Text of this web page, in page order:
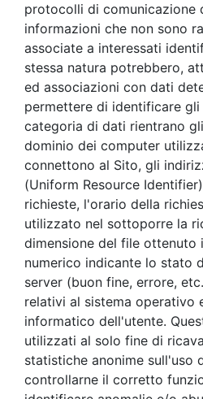
protocolli di comunicazione
informazioni che non sono
associate a interessati
stessa natura potrebbero,
ed associazioni con dati
permettere di identificare gli
categoria di dati rientrano
dominio dei computer
connettono al Sito, gli
(Uniform Resource
richieste, l'orario della
utilizzato nel sottoporre la
dimensione del file ottenuto
numerico indicante lo stato
server (buon fine, errore,
relativi al sistema operativo
informatico dell'utente.
utilizzati al solo fine di
statistiche anonime sull'uso
controllarne il corretto